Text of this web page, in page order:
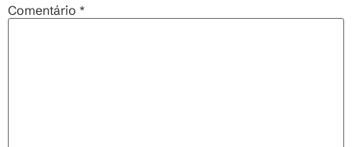
Comentário *